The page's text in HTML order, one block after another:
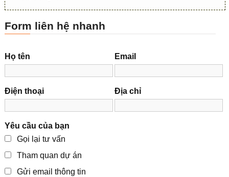
Form liên hệ nhanh
Họ tên Email
Điện thoại Địa chỉ
Yêu cầu của bạn
Gọi lại tư vấn
Tham quan dự án
Gửi email thông tin